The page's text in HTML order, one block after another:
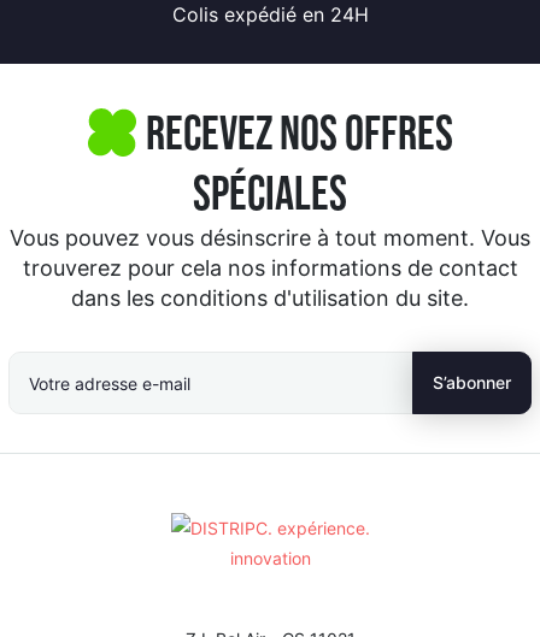
Colis expédié en 24H
Recevez nos offres
spéciales
Vous pouvez vous désinscrire à tout moment. Vous
trouverez pour cela nos informations de contact
dans les conditions d'utilisation du site.